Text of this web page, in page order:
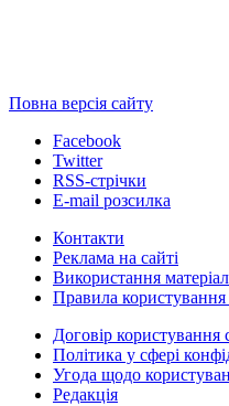
Повна версія сайту
Facebook
Twitter
RSS-стрічки
E-mail розсилка
Контакти
Реклама на сайті
Використання
Правила
Договір користування
Політика у сфері
Угода щодо
Редакція